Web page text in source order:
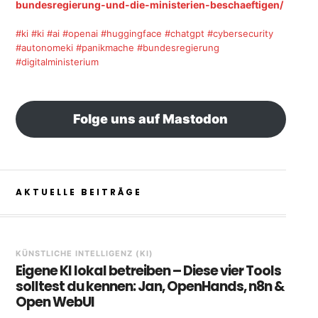
bundesregierung-und-die-ministerien-beschaeftigen/
#ki #ki #ai #openai #huggingface #chatgpt #cybersecurity
#autonomeki #panikmache #bundesregierung
#digitalministerium
Folge uns auf Mastodon
AKTUELLE BEITRÄGE
KÜNSTLICHE INTELLIGENZ (KI)
Eigene KI lokal betreiben – Diese vier Tools
solltest du kennen: Jan, OpenHands, n8n &
Open WebUI